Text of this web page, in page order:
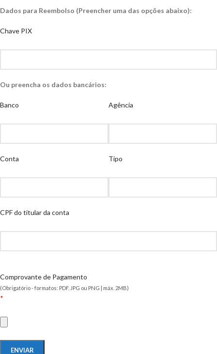
Dados para Reembolso (Preencher uma das opções abaixo):
Chave PIX
Ou preencha os dados bancários:
Banco Agência
Conta Tipo
CPF do titular da conta
Comprovante de Pagamento
(Obrigatório - formatos: PDF, JPG ou PNG | máx. 2MB)